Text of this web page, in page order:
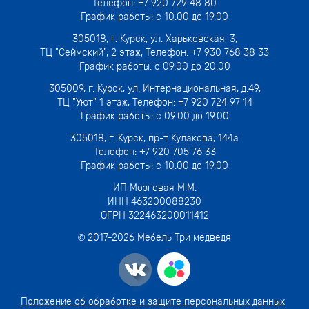
Телефон: +7 920 729 48 80
График работы: с 10.00 до 19.00
305018,г. Курск, ул. Харьковская, 3,
ТЦ "Сеймский", 2 этаж, Телефон: +7 930 768 38 33
График работы: с 09.00 до 20.00
305009, г. Курск, ул. Интернациональная, д.49,
ТЦ "Уют" 1 этаж, Телефон: +7 920 724 97 14
График работы: с 09.00 до 19.00
305018, г. Курск, пр-т Кулакова, 144а
Телефон: +7 920 705 76 33
График работы: с 10.00 до 19.00
ИП Мозговая М.М.
ИНН 463200088230
ОГРН 322463200011412
© 2017-2026 Мебель Три медведя
Положение об обработке и защите персональных данных